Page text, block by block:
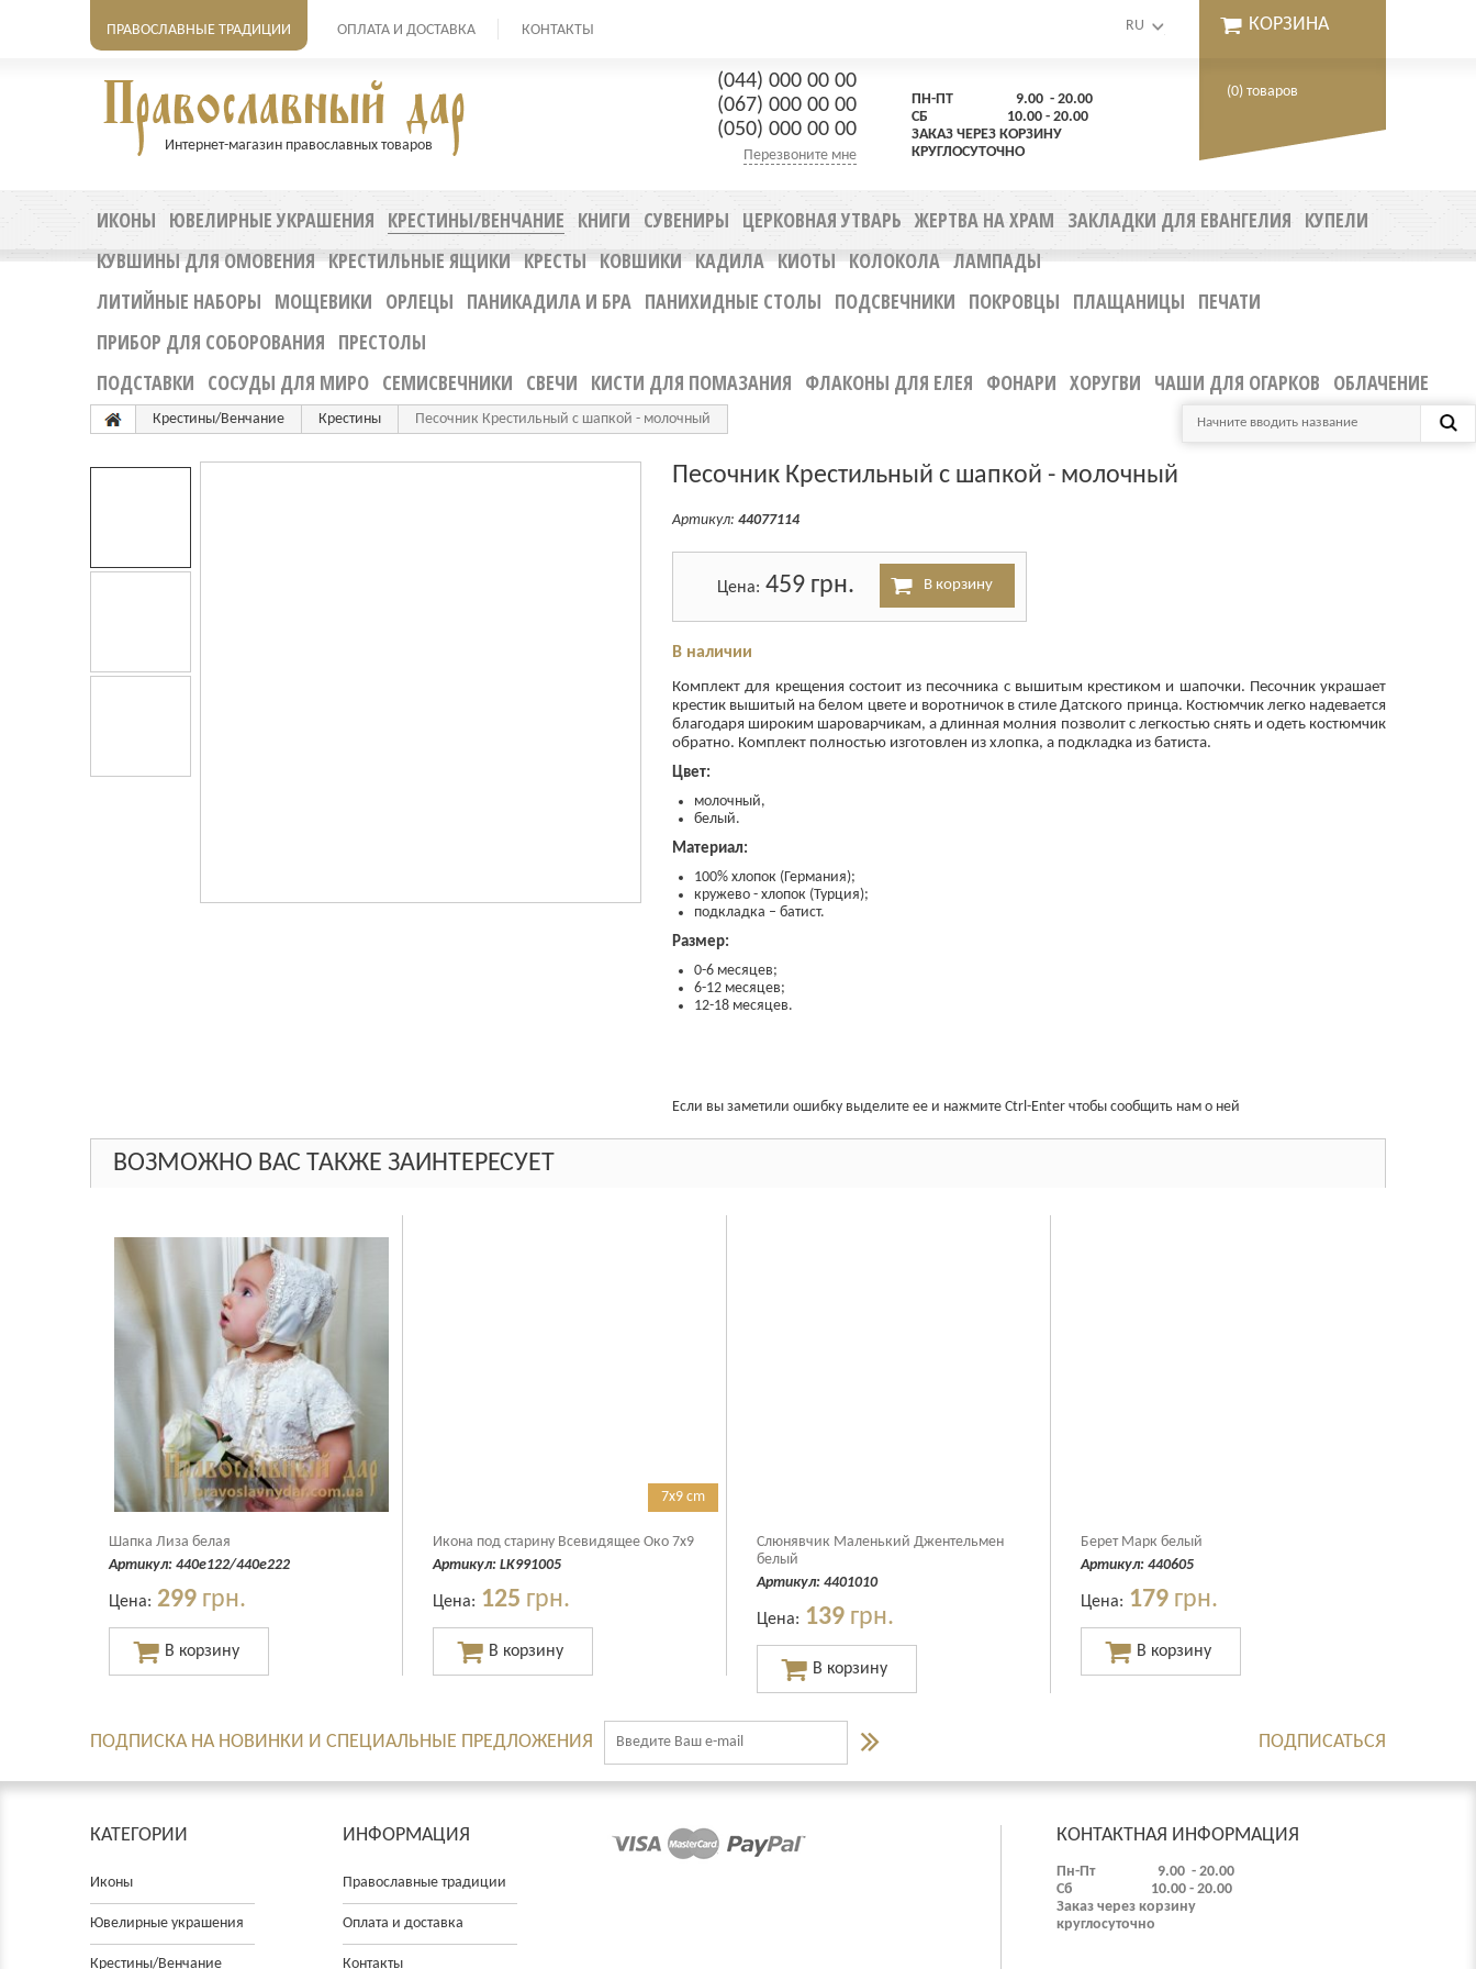
ПРАВОСЛАВНЫЕ ТРАДИЦИИ ОПЛАТА И ДОСТАВКА КОНТАКТЫ КОРЗИНА
(0) товаров
RU
Интернет-магазин православных товаров
(044) 000 00 00
(067) 000 00 00
(050) 000 00 00
Перезвоните мне
ПН-ПТ 9.00 - 20.00
СБ 10.00 - 20.00
ЗАКАЗ ЧЕРЕЗ КОРЗИНУ
КРУГЛОСУТОЧНО
ИКОНЫ ЮВЕЛИРНЫЕ УКРАШЕНИЯ КРЕСТИНЫ/ВЕНЧАНИЕ КНИГИ СУВЕНИРЫ ЦЕРКОВНAЯ УТВАРЬ ЖЕРТВА НА ХРАМ ЗАКЛАДКИ ДЛЯ ЕВАНГЕЛИЯ КУПЕЛИ
КУВШИНЫ ДЛЯ ОМОВЕНИЯ КРЕСТИЛЬНЫЕ ЯЩИКИ КРЕСТЫ КОВШИКИ КАДИЛА КИОТЫ КОЛОКОЛА ЛАМПАДЫ
ЛИТИЙНЫЕ НАБОРЫ МОЩЕВИКИ ОРЛЕЦЫ ПАНИКАДИЛА И БРА ПАНИХИДНЫЕ СТОЛЫ ПОДСВЕЧНИКИ ПОКРОВЦЫ ПЛАЩАНИЦЫ ПЕЧАТИ
ПРИБОР ДЛЯ СОБОРОВАНИЯ ПРЕСТОЛЫ
ПОДСТАВКИ СОСУДЫ ДЛЯ МИРО СЕМИСВЕЧНИКИ СВЕЧИ КИСТИ ДЛЯ ПОМАЗАНИЯ ФЛАКОНЫ ДЛЯ ЕЛЕЯ ФОНАРИ ХОРУГВИ ЧАШИ ДЛЯ ОГАРКОВ ОБЛАЧЕНИЕ
Крестины/Венчание Крестины Песочник Крестильный с шапкой - молочный
Песочник Крестильный с шапкой - молочный
Артикул: 44077114
Цена: 459 грн.
В наличии
Комплект для крещения состоит из песочника с вышитым крестиком и шапочки. Песочник украшает
крестик вышитый на белом цвете и воротничок в стиле Датского принца. Костюмчик легко надевается
благодаря широким шароварчикам, а длинная молния позволит с легкостью снять и одеть костюмчик
обратно. Комплект полностью изготовлен из хлопка, а подкладка из батиста.
Цвет:
молочный,
белый.
Материал:
100% хлопок (Германия);
кружево - хлопок (Турция);
подкладка – батист.
Размер:
0-6 месяцев;
6-12 месяцев;
12-18 месяцев.
Если вы заметили ошибку выделите ее и нажмите Ctrl-Enter чтобы сообщить нам о ней
ВОЗМОЖНО ВАС ТАКЖЕ ЗАИНТЕРЕСУЕТ
Шапка Лиза белая
Артикул: 440е122/440е222
Цена: 299 грн.
7x9 cm
Икона под старину Всевидящее Око 7x9
Артикул: LK991005
Цена: 125 грн.
Слюнявчик Маленький Джентельмен
белый
Артикул: 4401010
Цена: 139 грн.
Берет Марк белый
Артикул: 440605
Цена: 179 грн.
ПОДПИСКА НА НОВИНКИ И СПЕЦИАЛЬНЫЕ ПРЕДЛОЖЕНИЯ ПОДПИСАТЬСЯ
КАТЕГОРИИ
Иконы
Ювелирные украшения
Крестины/Венчание
ИНФОРМАЦИЯ
Православные традиции
Оплата и доставка
Контакты
КОНТАКТНАЯ ИНФОРМАЦИЯ
Пн-Пт 9.00 - 20.00
Сб 10.00 - 20.00
Заказ через корзину
круглосуточно